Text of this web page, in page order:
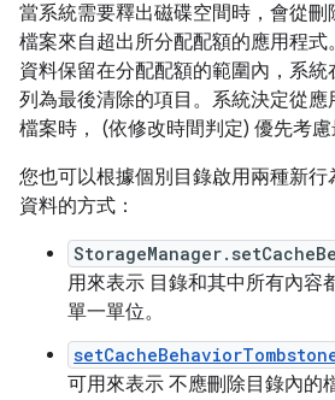
當系統需要釋出磁碟空間時，會從
檔案來自超出所分配配額的應用程
資料保留在分配配額的範圍內，系
列為最後清除的項目。系統決定從
檔案時， (依修改時間判定) 優先考慮
您也可以根據個別目錄啟用兩種新
資料的方式：
用來表示 目錄和其中所有內容
單一單位。
可用來表示 不應刪除目錄內的